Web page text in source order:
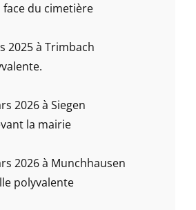
face du cimetière
2025 à Trimbach
2026 à Siegen
la mairie
2026 à Munchhausen
polyvalente